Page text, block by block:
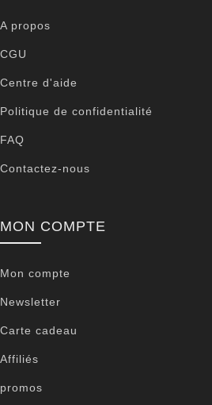
A propos
CGU
Centre d'aide
Politique de confidentialité
FAQ
Contactez-nous
MON COMPTE
Mon compte
Newsletter
Carte cadeau
Affiliés
promos